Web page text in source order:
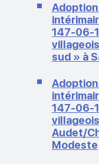
147-06-
sud » à
147-06-
Audet/
Modeste